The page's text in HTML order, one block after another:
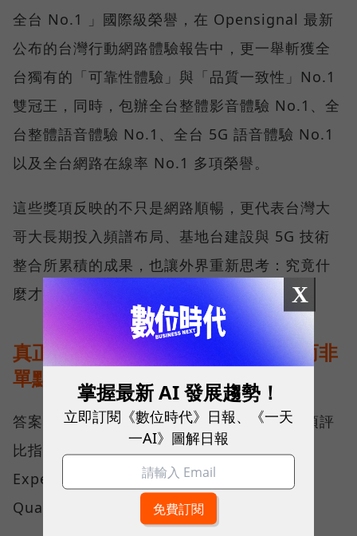
全台 No.1 」國際級榮譽，在 Opensignal 最新
公布的台灣行動網路體驗報告中，更一舉斬獲全
台獨有的「可靠性體驗」與「品質一致性」No.1
雙冠王，同時，包辦全台整體影音體驗 No.1、全
台整體語音體驗 No.1、全台 5G 語音體驗 No.1
以及全台網路在線率 No.1 多項榮譽。
這些獎項反映的不只是網路順暢，更代表台灣大
哥大長期投入頻譜布局、基地台建設與 5G 技術
整合所累積的成果，也讓外界重新思考：究竟什
麼才是真正的好網路？
真正的好網路，比的是長期穩定、而非
單點測速
答案，就藏在 Opensignal 最具代表性的兩項評
比指標──可靠性體驗（Reliability
Experience）與品質一致性（Consistent
Quality）。
X
掌握最新 AI 發展趨勢！
立即訂閱《數位時代》日報、《一天
一AI》圖解日報